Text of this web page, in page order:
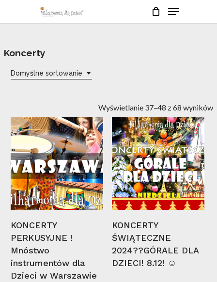
Menu
Cart Close
Koncerty
Domyślne sortowanie
Wyświetlanie 37–48 z 68 wyników
05
lut
KONCERTY
PERKUSYJNE !
Mnóstwo
instrumentów dla
Dzieci w Warszawie
08
gru
KONCERTY
ŚWIĄTECZNE
2024??GÓRALE DLA
DZIECI! 8.12! ☺